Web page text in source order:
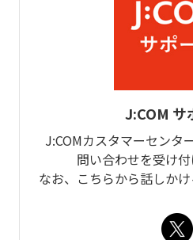
J:COM サ
J:COMカスタマーセンタ
問い合わせを受け付
なお、こちらから話しかけ